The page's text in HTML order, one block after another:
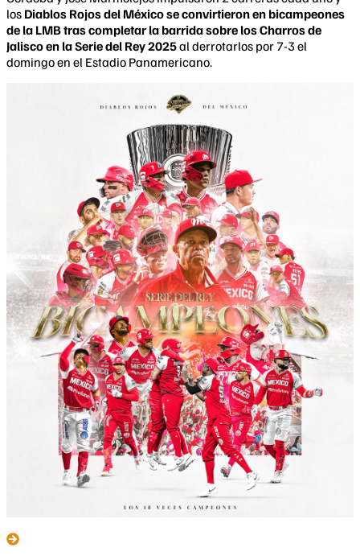
los Diablos Rojos del México se convirtieron en bicampeones
de la LMB tras completar la barrida sobre los Charros de
Jalisco en la Serie del Rey 2025al derrotarlos por 7-3 el
domingo en el Estadio Panamericano.